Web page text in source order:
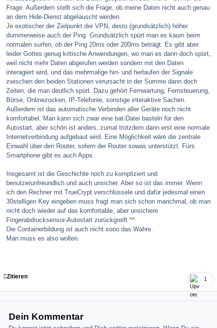
Frage. Außerdem stellt sich die Frage, ob meine Daten nicht auch genau
an dem Hide-Dienst abgelauscht werden.
Je exotischer der Zielpunkt der VPN, desto (grundsätzlich) höher
dummerweise auch der Ping. Grundsätzlich spürt man es kaum beim
normalen surfen, ob der Ping 20ms oder 200ms beträgt. Es gibt aber
leider Gottes genug kritische Anwendungen, wo man es dann doch spürt,
weil nicht mehr Daten abgerufen werden sondern mit den Daten
interagiert wird, und das mehrmalige hin- und herlaufen der Signale
zwischen den beiden Stationen verursacht in der Summe dann doch
Zeiten, die man deutlich spürt. Dazu gehört Fernwartung, Fernsteuerung,
Börse, Onlinezocken, IP-Telefonie, sonstige interaktive Sachen.
Außerdem ist das automatische Verbinden aller Geräte noch nicht
komfortabel. Man kann sich zwar eine bat-Datei basteln für den
Autostart, aber schön ist anders, zumal trotzdem dann erst eine normale
Internetverbindung aufgebaut wird. Eine Möglichkeit wäre die zentrale
Einwahl über den Router, sofern der Router sowas unterstützt. Fürs
Smartphone gibt es auch Apps.
Insgesamt ist die Geschichte noch zu kompliziert und
benutzerunfreundlich und auch unsicher. Aber so ist das immer. Wenn
ich den Rechner mit TrueCrypt verschlüssele und dafür jedesmal einen
30stelligen Key eingeben muss fragt man sich schon manchmal, ob man
nicht doch wieder auf das komfortable, aber unsichere
Fingerabdrucksensor-Autostart zurückgreift ^^
Die Containerbildung ist auch nicht sooo das Wahre.
Man muss es also wollen.
Zitieren 1
Dein Kommentar